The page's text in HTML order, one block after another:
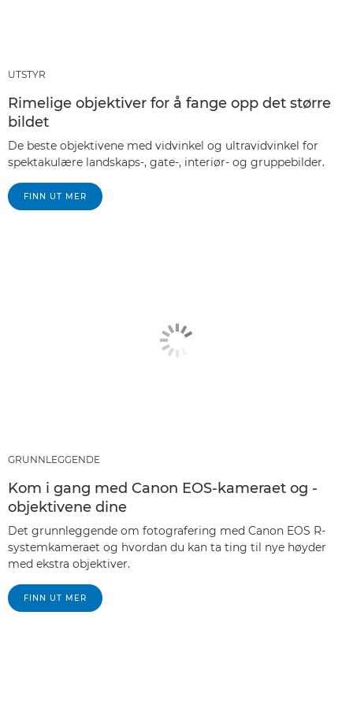
UTSTYR
Rimelige objektiver for å fange opp det større
bildet
De beste objektivene med vidvinkel og ultravidvinkel for
spektakulære landskaps-, gate-, interiør- og gruppebilder.
FINN UT MER
GRUNNLEGGENDE
Kom i gang med Canon EOS-kameraet og -
objektivene dine
Det grunnleggende om fotografering med Canon EOS R-
systemkameraet og hvordan du kan ta ting til nye høyder
med ekstra objektiver.
FINN UT MER